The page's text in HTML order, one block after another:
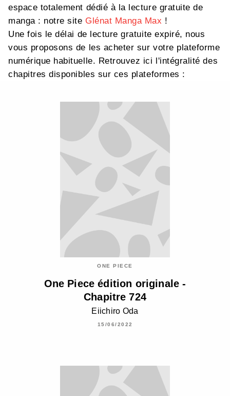
espace totalement dédié à la lecture gratuite de
manga : notre site Glénat Manga Max !
Une fois le délai de lecture gratuite expiré, nous
vous proposons de les acheter sur votre plateforme
numérique habituelle. Retrouvez ici l'intégralité des
chapitres disponibles sur ces plateformes :
ONE PIECE
One Piece édition originale -
Chapitre 724
Eiichiro Oda
15/06/2022